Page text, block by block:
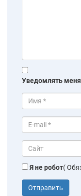
Уведомлять
Я не робот(